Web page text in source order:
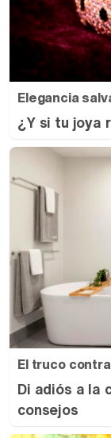
Elegancia
¿Y si tu joya
El truco
Di adiós a la
consejos